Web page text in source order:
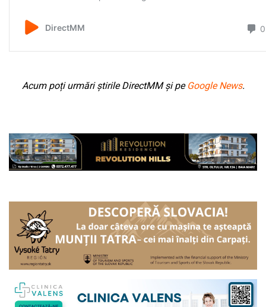
Acum poți urmări știrile DirectMM și pe Google News.